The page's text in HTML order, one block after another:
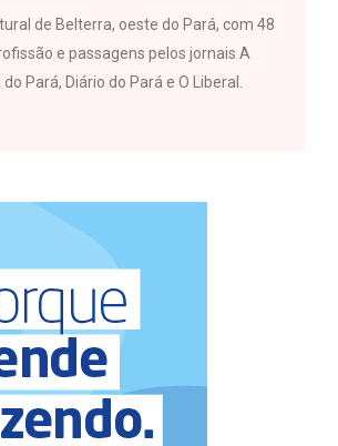
de Belterra, oeste do Pará, com 48
e passagens pelos jornais A
Pará, Diário do Pará e O Liberal.